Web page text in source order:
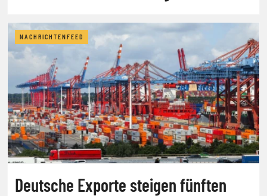
NACHRICHTENFEED
Deutsche Exporte steigen fünften